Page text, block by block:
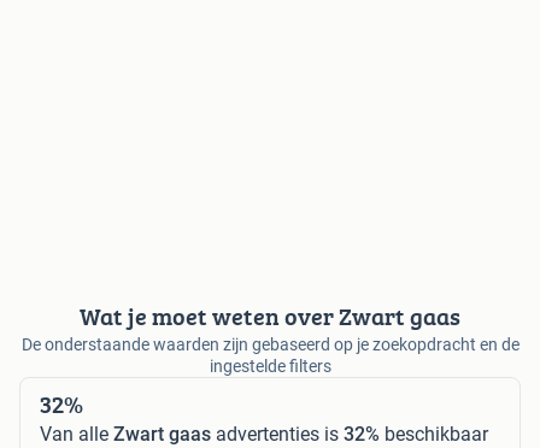
Wat je moet weten over Zwart gaas
De onderstaande waarden zijn gebaseerd op je zoekopdracht en de
ingestelde filters
32%
Van alle Zwart gaas advertenties is 32% beschikbaar